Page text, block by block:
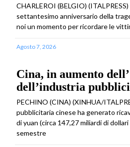
CHARLEROI (BELGIO)
settantesimo anniversario della
noi un momento per ricordare le
Agosto 7, 2026
Cina, in aumento
dell’industria
PECHINO (CINA) (XINHUA/
pubblicitaria cinese ha generato
di yuan (circa 147,27 miliardi di
semestre